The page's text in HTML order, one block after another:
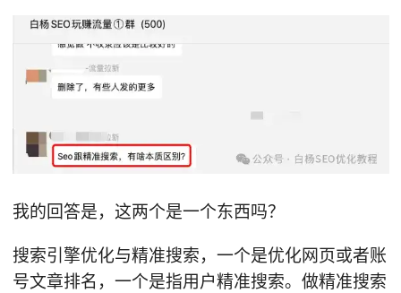
我的回答是，这两个是一个东西吗？
搜索引擎优化与精准搜索，一个是优化网页或者账
号文章排名，一个是指用户精准搜索。做精准搜索